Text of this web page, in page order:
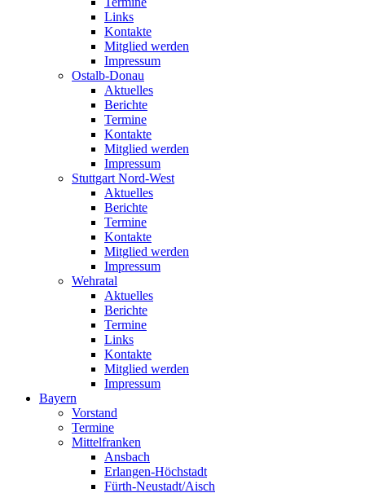
Links
Kontakte
Mitglied werden
Impressum
Ostalb-Donau
Aktuelles
Berichte
Termine
Kontakte
Mitglied werden
Impressum
Stuttgart Nord-West
Aktuelles
Berichte
Termine
Kontakte
Mitglied werden
Impressum
Wehratal
Aktuelles
Berichte
Termine
Links
Kontakte
Mitglied werden
Impressum
Bayern
Vorstand
Termine
Mittelfranken
Ansbach
Erlangen-Höchstadt
Fürth-Neustadt/Aisch